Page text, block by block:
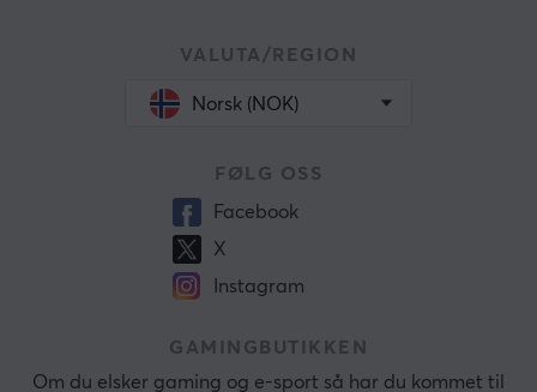
VALUTA/REGION
Norsk (NOK)
FØLG OSS
Facebook
X
Instagram
GAMINGBUTIKKEN
Om du elsker gaming og e-sport så har du kommet til